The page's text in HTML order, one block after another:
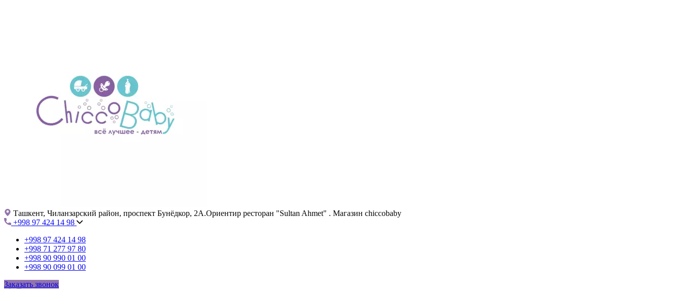
Ташкент, Чиланзарский район, проспект Бунёдкор, 2А.Ориентир ресторан "Sultan Ahmet" . Магазин chiccobaby
+998 97 424 14 98
+998 97 424 14 98
+998 71 277 97 80
+998 90 990 01 00
+998 90 099 01 00
Заказать звонок